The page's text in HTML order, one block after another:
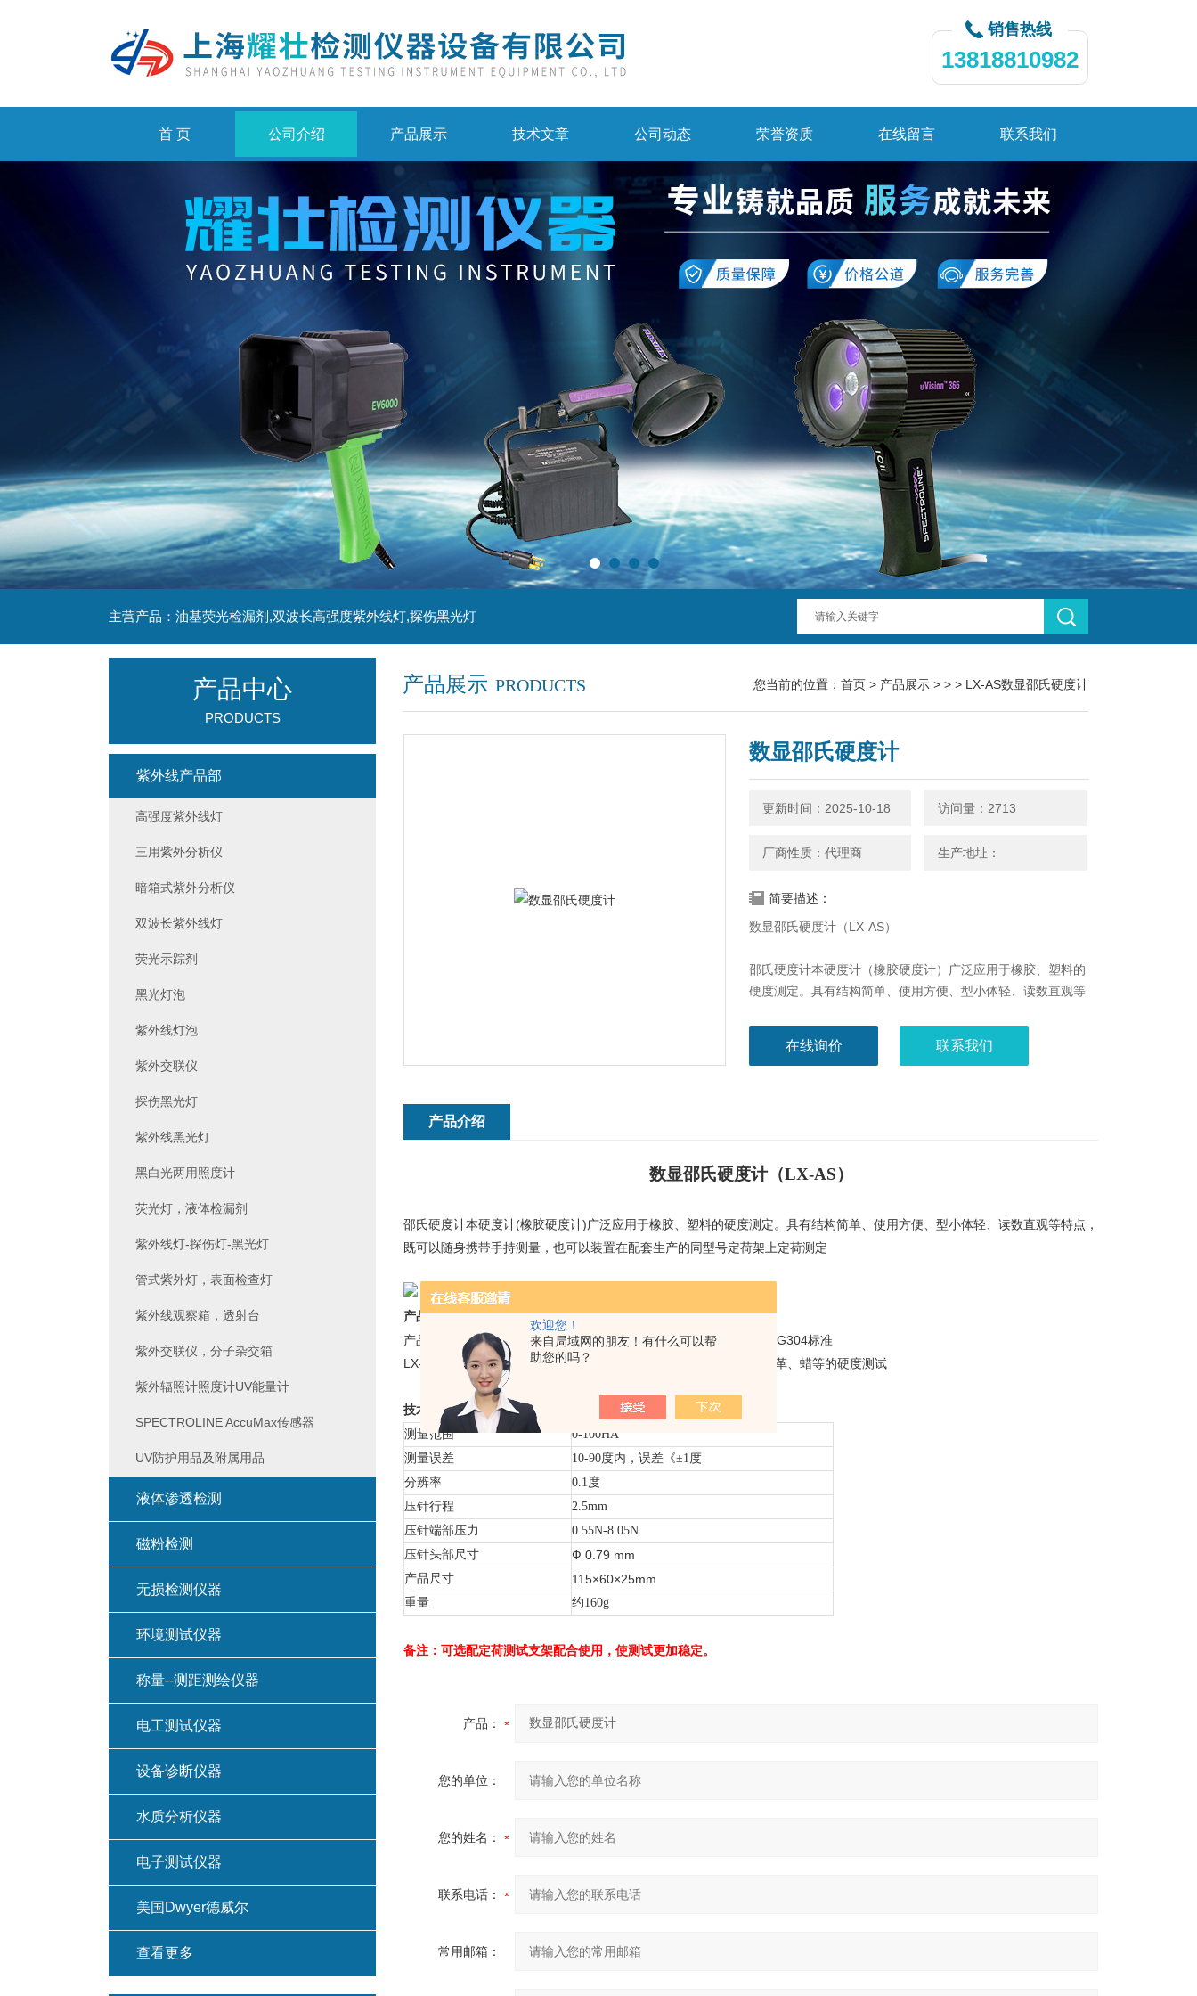
欢迎您！
来自局域网的朋友！有什么可以帮
助您的吗？
销售热线
13818810982
首 页 公司介绍 产品展示 技术文章 公司动态 荣誉资质 在线留言 联系我们
主营产品：油基荧光检漏剂,双波长高强度紫外线灯,探伤黑光灯
产品展示 PRODUCTS 您当前的位置： 首页 > 产品展示 > > > LX-AS数显邵氏硬度计
数显邵氏硬度计
更新时间：2025-10-18 访问量：2713
厂商性质：代理商 生产地址：
简要描述：
数显邵氏硬度计（LX-AS）
邵氏硬度计本硬度计（橡胶硬度计）广泛应用于橡胶、塑料的
硬度测定。具有结构简单、使用方便、型小体轻、读数直观等
2、LX-AS邵氏硬度计广泛应用于中低硬度塑料、各类
在线询价 联系我们
产品介绍
数显邵氏硬度计（LX-AS）
邵氏硬度计本硬度计(橡胶硬度计)广泛应用于橡胶、塑料的硬度测定。具有结构简单、使用方便、型小体轻、读数直观等特点，
既可以随身携带手持测量，也可以装置在配套生产的同型号定荷架上定荷测定
产品标准和使用范围：
产品参照ISO868和ISO7619标准生产，符合GB/T531、JB6148和JJG304标准
LX-A
邵氏硬度计广泛应用于中低硬度塑料、各类橡胶、多元脂、皮革、蜡等的硬度测试
技术参数：
测量范围
0-100HA
测量误差
10-90度内，误差《±1度
分辨率
0.1度
压针行程
2.5mm
压针端部压力
0.55N-8.05N
压针头部尺寸
Ф 0.79 mm
产品尺寸 115×60×25mm
重量 约160g
备注：可选配定荷测试支架配合使用，使测试更加稳定。
产品：
您的单位：
您的姓名：
联系电话：
常用邮箱：
产品中心
PRODUCTS
紫外线产品部
高强度紫外线灯
三用紫外分析仪
暗箱式紫外分析仪
双波长紫外线灯
荧光示踪剂
黑光灯泡
紫外线灯泡
紫外交联仪
探伤黑光灯
紫外线黑光灯
黑白光两用照度计
荧光灯，液体检漏剂
紫外线灯-探伤灯-黑光灯
管式紫外灯，表面检查灯
紫外线观察箱，透射台
紫外交联仪，分子杂交箱
紫外辐照计照度计UV能量计
SPECTROLINE AccuMax传感器
UV防护用品及附属用品
液体渗透检测
磁粉检测
无损检测仪器
环境测试仪器
称量--测距测绘仪器
电工测试仪器
设备诊断仪器
水质分析仪器
电子测试仪器
美国Dwyer德威尔
查看更多